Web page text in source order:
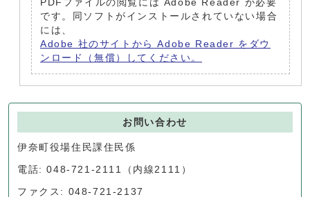
PDFファイルの閲覧には Adobe Reader が必要
です。同ソフトがインストールされていない場合
には、
Adobe 社のサイトから Adobe Reader をダウ
ンロード（無償）してください。
お問い合わせ
伊奈町役場住民課住民係
電話: 048-721-2111（内線2111）
ファクス: 048-721-2137